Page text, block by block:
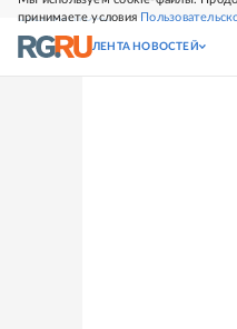
принимаете условия
СВЕЖИЙ НОМЕР
ЛЕНТА НОВОСТЕЙ